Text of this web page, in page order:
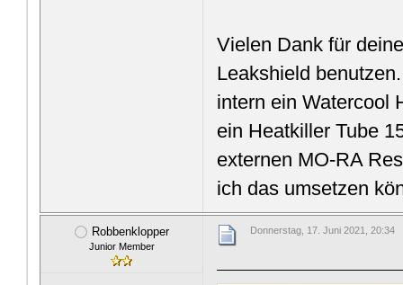
Vielen Dank für
Leakshield
intern ein Watercool
ein Heatkiller Tube
externen MO-RA
ich das umsetzen
Robbenklopper
Junior Member
Donnerstag, 17. Juni 2021, 20:34